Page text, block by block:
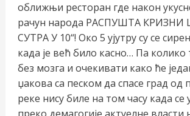
оближњи ресторан где након
рачун народа РАСПУШТА КРИЗНИ
СУТРА У 10“! Око 5 ујутру су се
када је већ било касно… Па колико
без мозга и очекивати како ће
џакова са песком да спасе град од
реке нису биле на том часу када се